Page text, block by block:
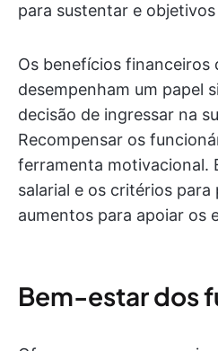
para sustentar e
Os benefícios financeiros
desempenham um papel
decisão de ingressar na
Recompensar os
ferramenta motivacional.
salarial e os critérios para
aumentos para apoiar os
Bem-estar dos